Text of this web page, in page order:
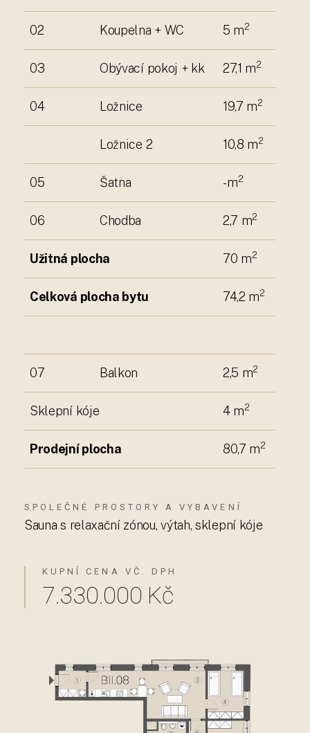
02 Koupelna + WC 5 m2
03 Obývací pokoj + kk 27,1 m2
04 Ložnice 19,7 m2
Ložnice 2 10,8 m2
05 Šatna - m2
06 Chodba 2,7 m2
Užitná plocha 70 m2
Celková plocha bytu 74,2 m2
07 Balkon 2,5 m2
Sklepní kóje 4 m2
Prodejní plocha 80,7 m2
SPOLEČNÉ PROSTORY A VYBAVENÍ
Sauna s relaxační zónou, výtah, sklepní kóje
KUPNÍ CENA VČ. DPH
7.330.000 Kč